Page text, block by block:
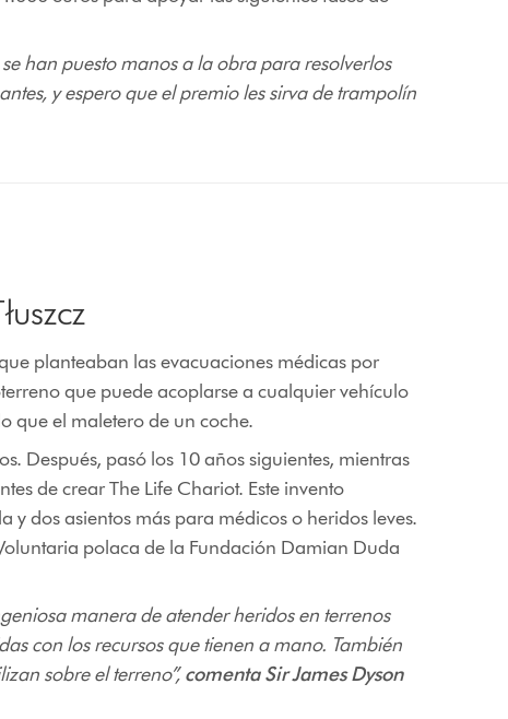
han puesto manos a la obra para resolverlos
y espero que el premio les sirva de trampolín
planteaban las evacuaciones médicas por
que puede acoplarse a cualquier vehículo
que el maletero de un coche.
Después, pasó los 10 años siguientes, mientras
de crear The Life Chariot. Este invento
dos asientos más para médicos o heridos leves.
polaca de la Fundación Damian Duda
manera de atender heridos en terrenos
con los recursos que tienen a mano. También
sobre el terreno”,comenta Sir James Dyson